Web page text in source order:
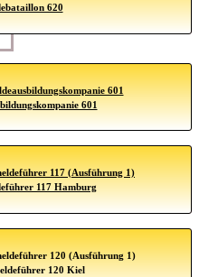
620
601
117 Hamburg
120 Kiel